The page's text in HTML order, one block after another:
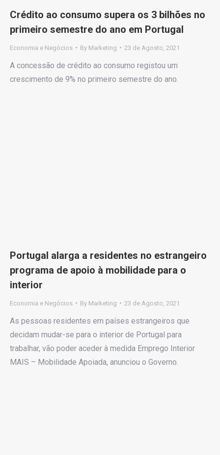
Crédito ao consumo supera os 3 bilhões no
primeiro semestre do ano em Portugal
Economia e Negócios By Marketing 23 de Agosto, 2021
A concessão de crédito ao consumo registou um
crescimento de 9% no primeiro semestre do ano.
Portugal alarga a residentes no estrangeiro
programa de apoio à mobilidade para o
interior
Economia e Negócios By Marketing 23 de Agosto, 2021
As pessoas residentes em países estrangeiros que
decidam mudar-se para o interior de Portugal para
trabalhar, vão poder aceder à medida Emprego Interior
MAIS – Mobilidade Apoiada, anunciou o Governo.